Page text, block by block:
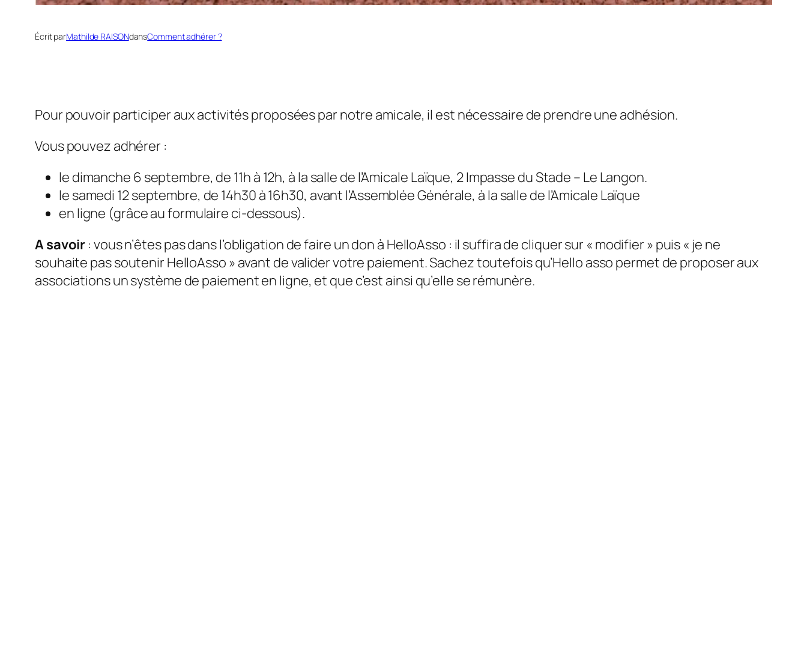
Écrit parMathilde RAISONdansComment adhérer ?
Pour pouvoir participer aux activités proposées par notre amicale, il est nécessaire de prendre une adhésion.
Vous pouvez adhérer :
le dimanche 6 septembre, de 11h à 12h, à la salle de l’Amicale Laïque, 2 Impasse du Stade – Le Langon.
le samedi 12 septembre, de 14h30 à 16h30, avant l’Assemblée Générale, à la salle de l’Amicale Laïque
en ligne (grâce au formulaire ci-dessous).
A savoir : vous n’êtes pas dans l’obligation de faire un don à HelloAsso : il suffira de cliquer sur « modifier » puis « je ne
souhaite pas soutenir HelloAsso » avant de valider votre paiement. Sachez toutefois qu’Hello asso permet de proposer aux
associations un système de paiement en ligne, et que c’est ainsi qu’elle se rémunère.